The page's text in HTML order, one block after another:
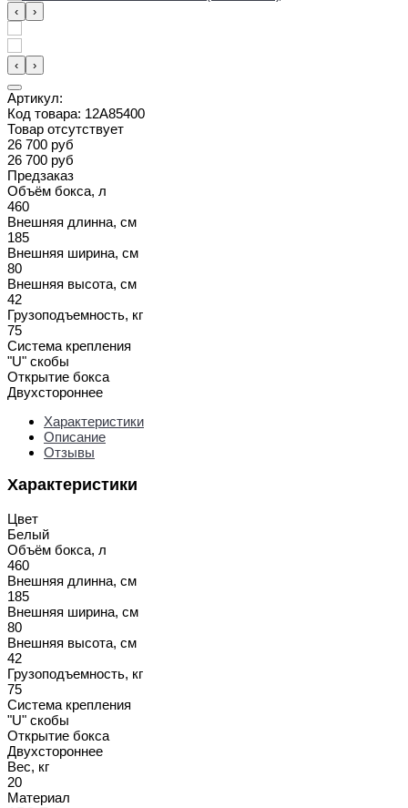
‹ ›
‹ ›
Артикул:
Код товара: 12A85400
Товар отсутствует
26 700 руб
26 700 руб
Предзаказ
Объём бокса, л
460
Внешняя длинна, см
185
Внешняя ширина, см
80
Внешняя высота, см
42
Грузоподъемность, кг
75
Система крепления
"U" скобы
Открытие бокса
Двухстороннее
Характеристики
Описание
Отзывы
Характеристики
Цвет
Белый
Объём бокса, л
460
Внешняя длинна, см
185
Внешняя ширина, см
80
Внешняя высота, см
42
Грузоподъемность, кг
75
Система крепления
"U" скобы
Открытие бокса
Двухстороннее
Вес, кг
20
Материал